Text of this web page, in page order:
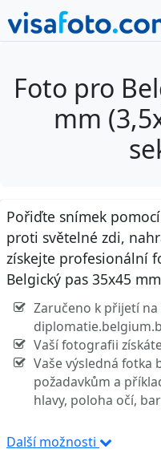
Foto pro
mm
Pořiďte snímek
proti světelné zdi,
získejte profesionální
Belgický pas 35x45
Zaručeno k přijetí
Vaší fotografii
Vaše výsledná fotka
požadavkům a
hlavy, poloha očí,
Další možnosti